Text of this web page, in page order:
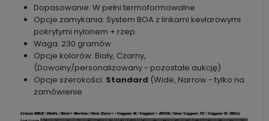
Dopasowanie: W pełni termoformowalne
Opcje zamykania: System BOA z linkami kevlarowymi
pokrytymi nylonem + rzep
Waga: 230 gramów
Opcje kolorów: Biały, Czarny,
(Dowolny/personalizowany - pozostałe aukcję)
Opcje szerokości: Standard (Wide, Narrow - tylko na
zamówienie